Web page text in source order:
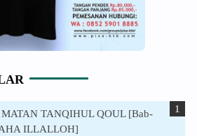
TANQIHUL QOUL [Bab-
ILLALLOH]